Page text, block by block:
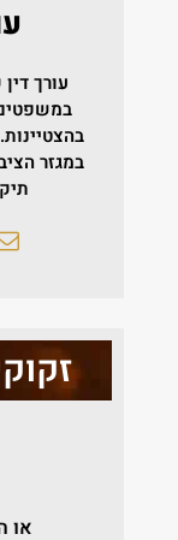
עורך
בהצטיינות.
במגזר
או